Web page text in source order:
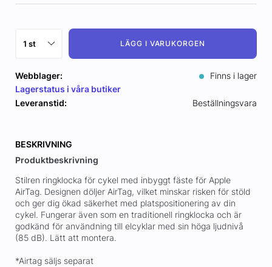
LÄGG I VARUKORGEN
Webblager:
Finns i lager
Lagerstatus i våra butiker
Leveranstid:
Beställningsvara
BESKRIVNING
Produktbeskrivning
Stilren ringklocka för cykel med inbyggt fäste för Apple
AirTag. Designen döljer AirTag, vilket minskar risken för stöld
och ger dig ökad säkerhet med platspositionering av din
cykel. Fungerar även som en traditionell ringklocka och är
godkänd för användning till elcyklar med sin höga ljudnivå
(85 dB). Lätt att montera.
*Airtag säljs separat